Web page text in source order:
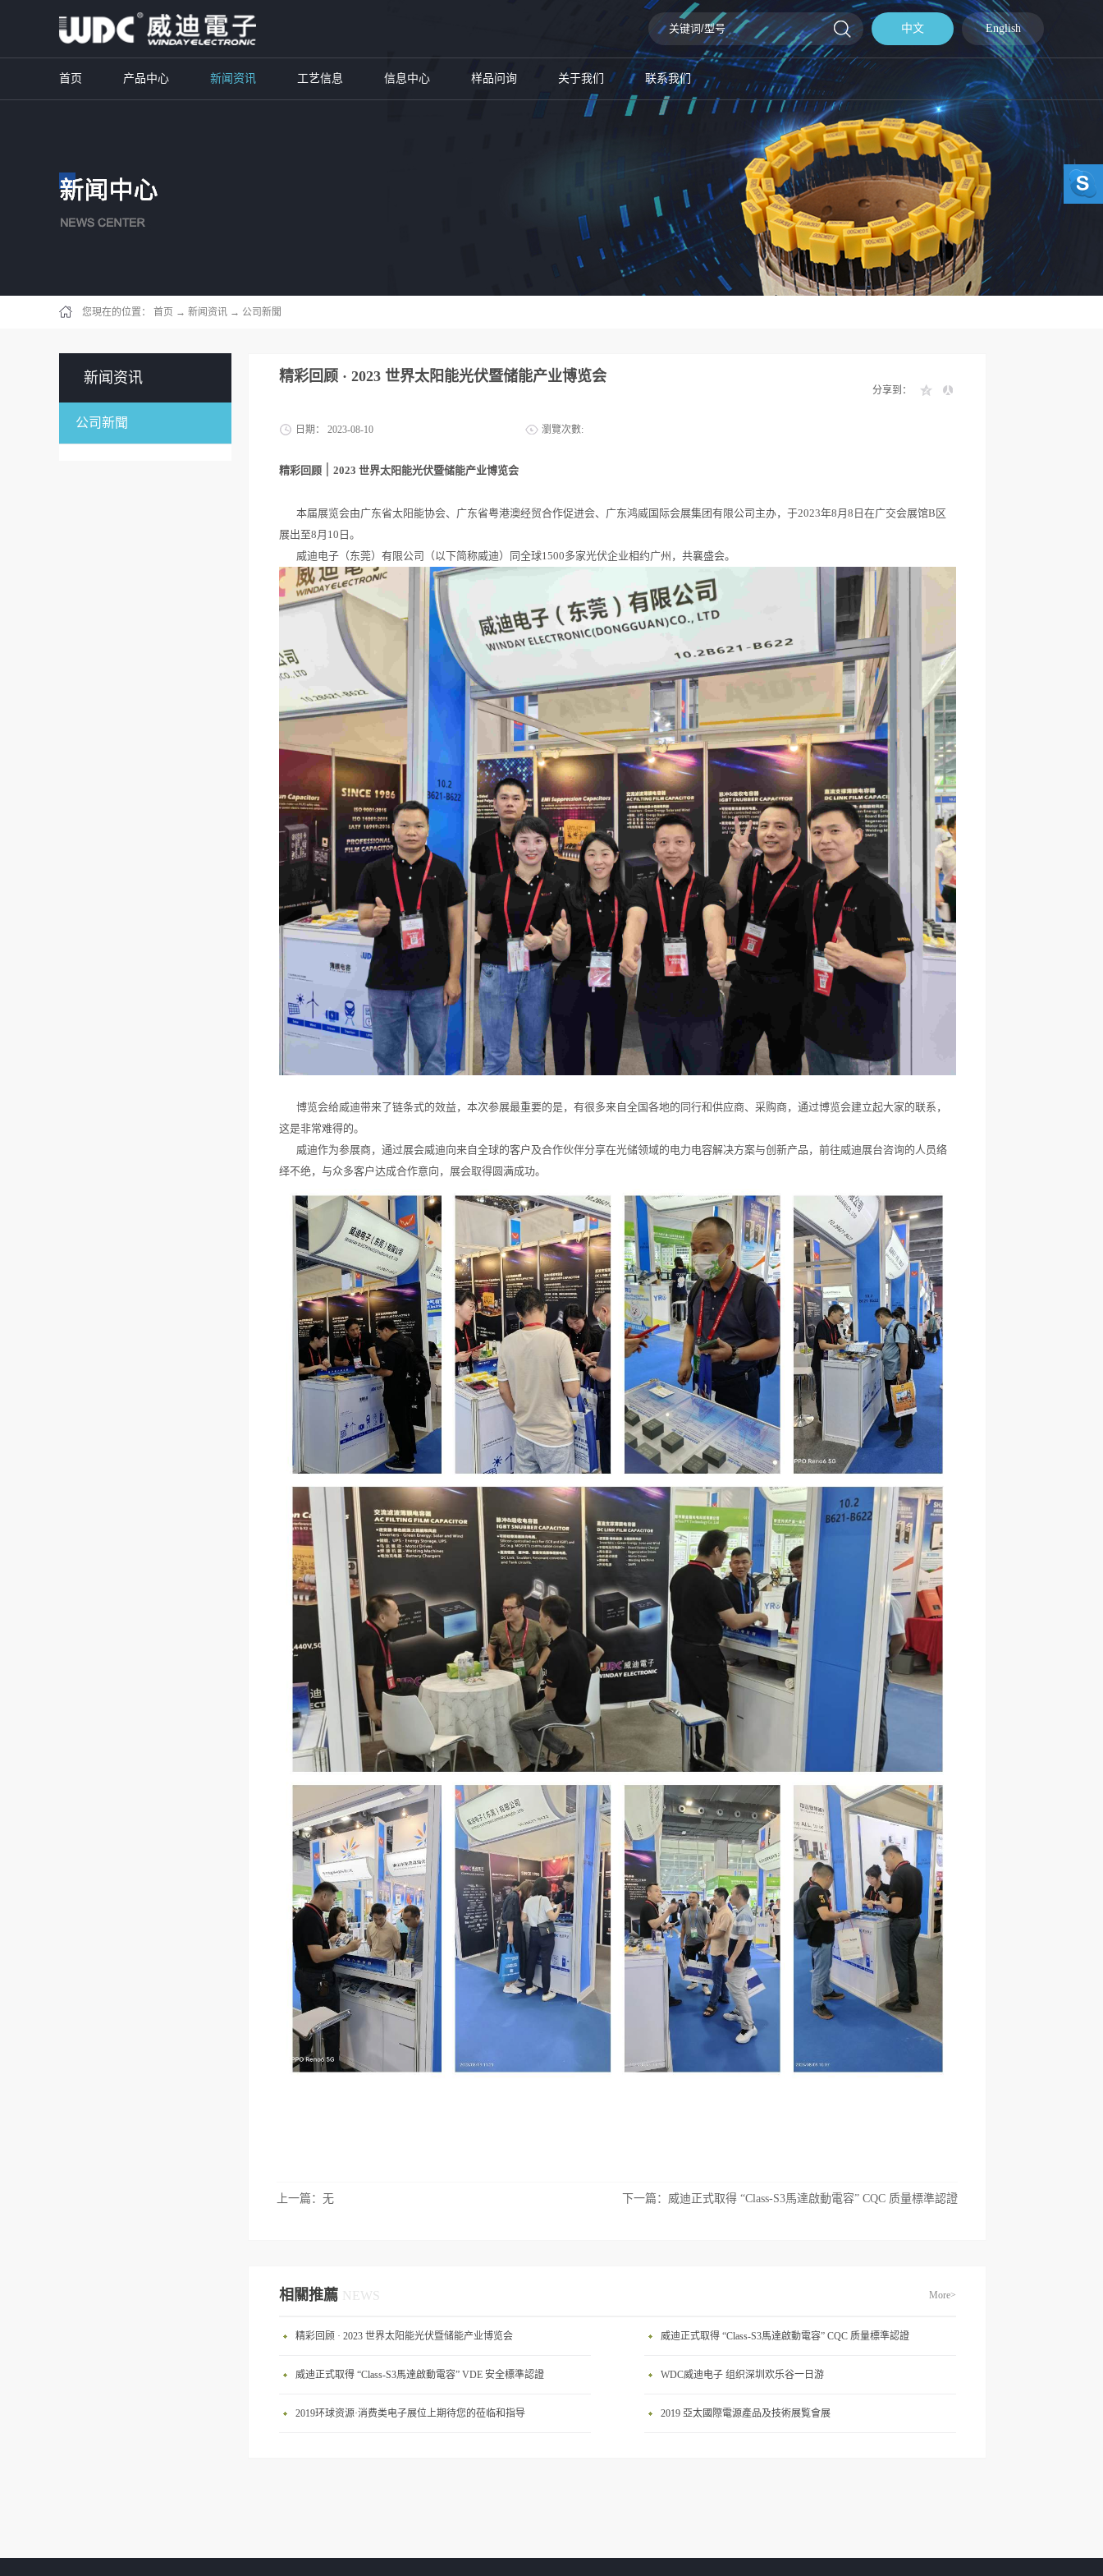
中文 English
首页 产品中心 新闻资讯 工艺信息 信息中心 样品问询 关于我们 联系我们
您現在的位置： 首页 → 新闻资讯 → 公司新聞
新闻资讯
公司新聞
精彩回顾 · 2023 世界太阳能光伏暨储能产业博览会
日期： 2023-08-10 瀏覽次數:
分享到：
精彩回顾 2023 世界太阳能光伏暨储能产业博览会
本届展览会由广东省太阳能协会、广东省粤港澳经贸合作促进会、广东鸿威国际会展集团有限公司主办，于2023年8月8日在广交会展馆B区
展出至8月10日。
威迪电子（东莞）有限公司（以下简称威迪）同全球1500多家光伏企业相约广州，共襄盛会。
博览会给威迪带来了链条式的效益，本次参展最重要的是，有很多来自全国各地的同行和供应商、采购商，通过博览会建立起大家的联系，
这是非常难得的。
威迪作为参展商，通过展会威迪向来自全球的客户及合作伙伴分享在光储领域的电力电容解决方案与创新产品，前往威迪展台咨询的人员络
绎不绝，与众多客户达成合作意向，展会取得圆满成功。
上一篇：无 下一篇： 威迪正式取得 “Class-S3馬達啟動電容” CQC 质量標準認證
相關推薦 NEWS More>
精彩回顾 · 2023 世界太阳能光伏暨储能产业博览会 威迪正式取得 “Class-S3馬達啟動電容” CQC 质量標準認證
威迪正式取得 “Class-S3馬達啟動電容” VDE 安全標準認證 WDC威迪电子 组织深圳欢乐谷一日游
2019环球资源·消费类电子展位上期待您的莅临和指导 ​2019 亞太國際電源產品及技術展覧會展